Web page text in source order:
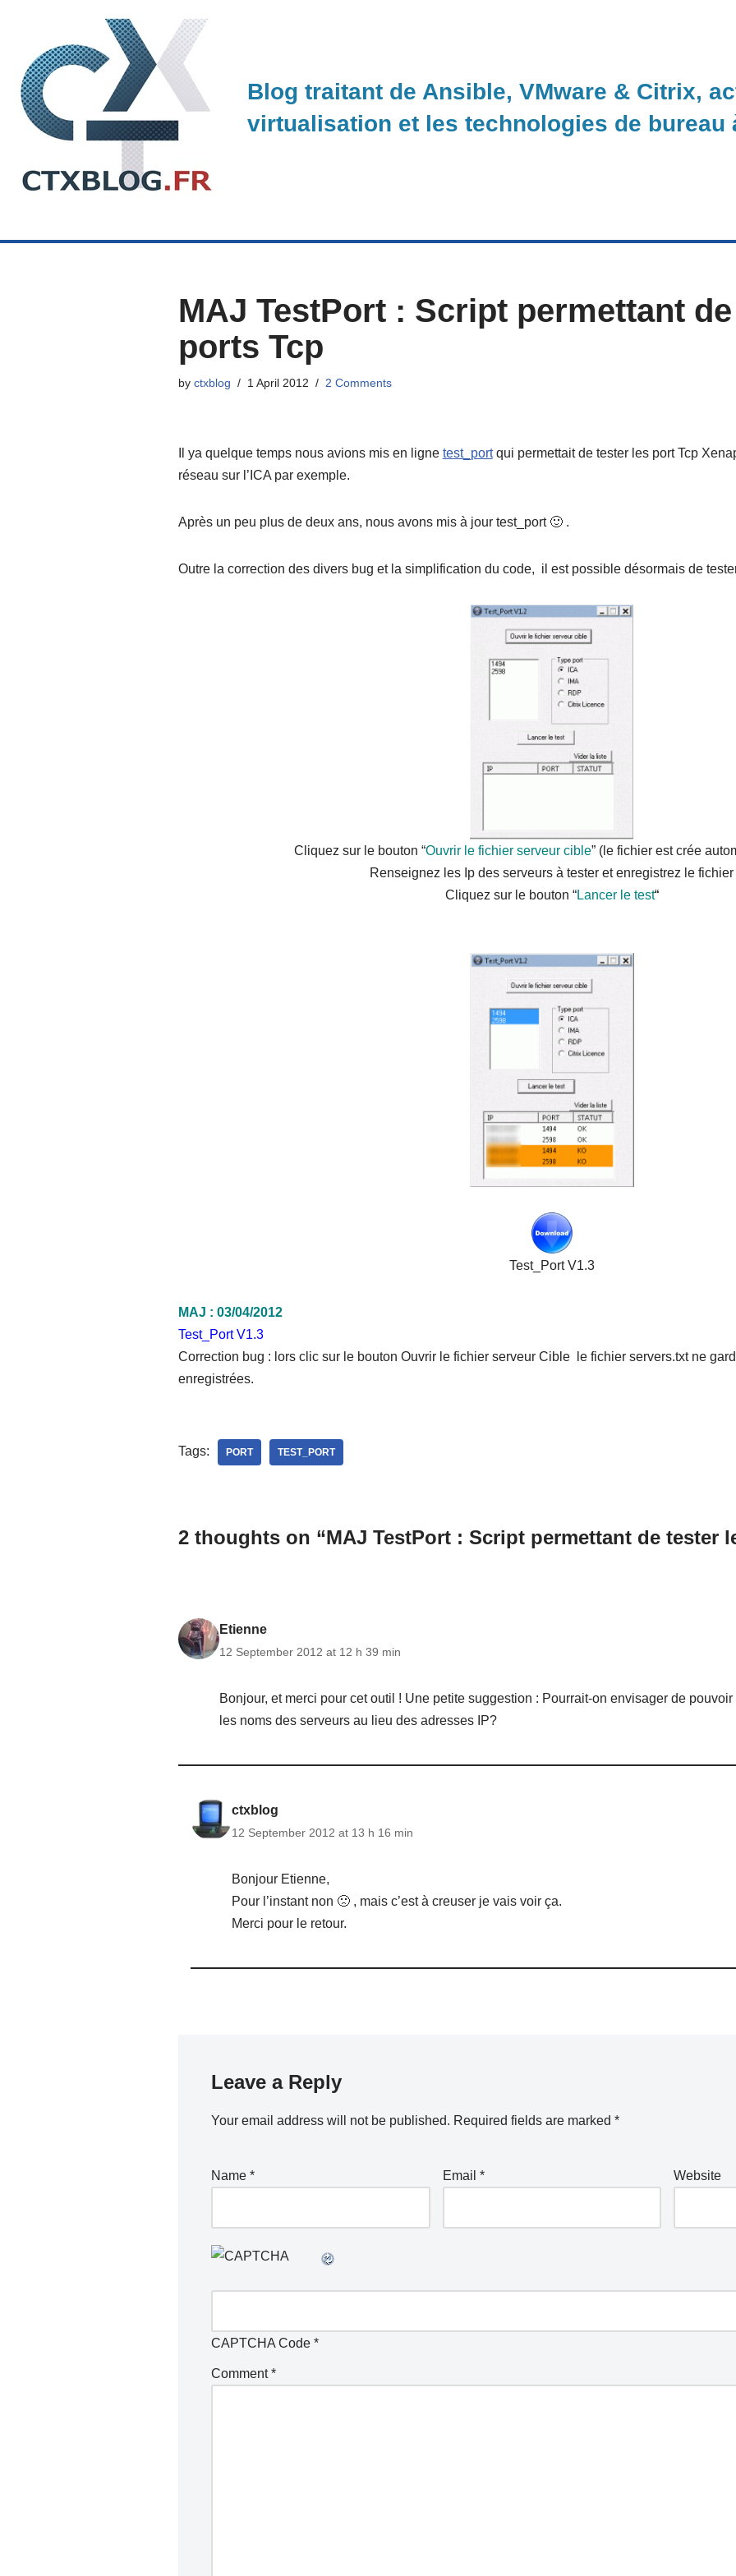
content
Blog traitant de Ansible, VMware & Citrix,
virtualisation et les technologies de bureau
MAJ TestPort : Script permettant
ports Tcp
by ctxblog 1 April 2012 2 Comments
Il ya quelque temps nous avions mis en ligne test_portqui permettait de tester les port Tcp
réseau sur l’ICA par exemple.
Après un peu plus de deux ans, nous avons mis à jour test_port 🙂 .
Outre la correction des divers bug et la simplification du code, il est possible désormais de
Cliquez sur le bouton “Ouvrir le fichier serveur cible” (le fichier est crée
Renseignez les Ip des serveurs à tester et enregistrez le fichier
Cliquez sur le bouton “Lancer le test“
Test_Port V1.3
MAJ : 03/04/2012
Test_Port V1.3
Correction bug : lors clic sur le bouton Ouvrir le fichier serveur Cible le fichier servers.txt ne
enregistrées.
Tags: PORT TEST_PORT
2 thoughts on “MAJ TestPort : Script permettant de tester
Etienne
12 September 2012 at 12 h 39 min
Bonjour, et merci pour cet outil ! Une petite suggestion : Pourrait-on envisager de
les noms des serveurs au lieu des adresses IP?
ctxblog
12 September 2012 at 13 h 16 min
Bonjour Etienne,
Pour l’instant non 🙁 , mais c’est à creuser je vais voir ça.
Merci pour le retour.
Leave a Reply
Your email address will not be published. Required fields are marked *
Name * Email * Website
CAPTCHA Code*
Comment*